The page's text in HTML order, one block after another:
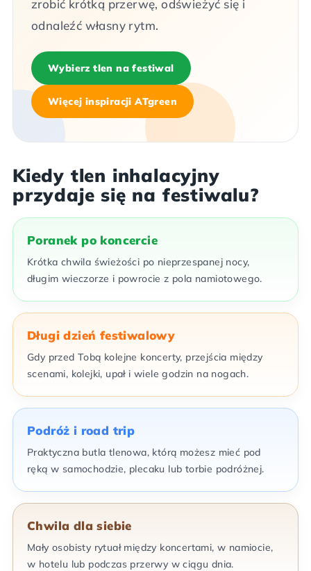
zrobić krótką przerwę, odświeżyć się i
odnaleźć własny rytm.
Wybierz tlen na festiwal
Więcej inspiracji ATgreen
Kiedy tlen inhalacyjny
przydaje się na festiwalu?
Poranek po koncercie
Krótka chwila świeżości po nieprzespanej nocy,
długim wieczorze i powrocie z pola namiotowego.
Długi dzień festiwalowy
Gdy przed Tobą kolejne koncerty, przejścia między
scenami, kolejki, upał i wiele godzin na nogach.
Podróż i road trip
Praktyczna butla tlenowa, którą możesz mieć pod
ręką w samochodzie, plecaku lub torbie podróżnej.
Chwila dla siebie
Mały osobisty rytuał między koncertami, w namiocie,
w hotelu lub podczas przerwy w ciągu dnia.